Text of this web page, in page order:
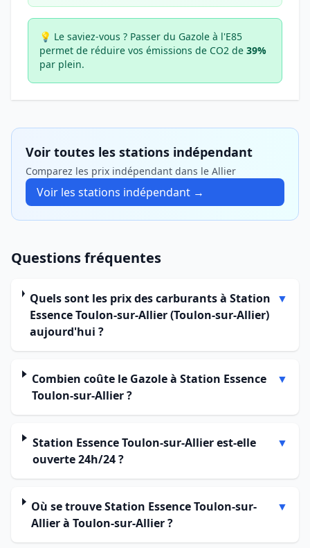
💡 Le saviez-vous ? Passer du Gazole à l'E85
permet de réduire vos émissions de CO2 de 39%
par plein.
Voir toutes les stations indépendant
Comparez les prix indépendant dans le Allier
Voir les stations indépendant →
Questions fréquentes
Quels sont les prix des carburants à Station
Essence Toulon-sur-Allier (Toulon-sur-Allier)
aujourd'hui ?
▼
Combien coûte le Gazole à Station Essence
Toulon-sur-Allier ?
▼
Station Essence Toulon-sur-Allier est-elle
ouverte 24h/24 ?
▼
Où se trouve Station Essence Toulon-sur-
Allier à Toulon-sur-Allier ?
▼